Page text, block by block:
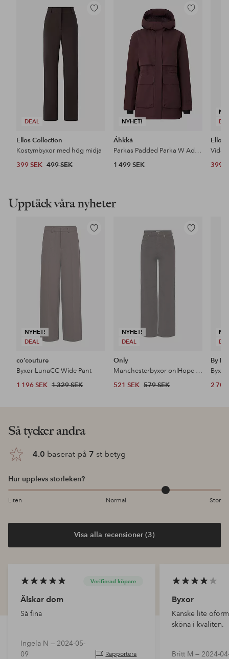
DEAL
Lägg
Ellos Collection
Kostymbyxor med hög midja
399 SEK 499 SEK
NYHET!
Lägg
favoriter
Áhkká
Parkas Padded Parka W Adjustable Waist
1 499 SEK
Ellos
399
Upptäck våra nyheter
NYHET!
DEAL
Lägg
co’couture
Byxor LunaCC Wide Pant
1 196 SEK 1 329 SEK
NYHET!
DEAL
Lägg
Only
Manchesterbyxor onlHope Global HW Wide Cord Pnt
521 SEK 579 SEK
By
2 700
Så tycker andra
4.0 baserat på 7 st betyg
Hur upplevs storleken?
Liten Normal Stor
Visa alla recensioner (3)
Verifierad köpare
Älskar dom
Så fina
Ingela N — 2024-05-
09
Rapportera
Byxor
Kanske lite
sköna i kvaliten.
Britt M — 2024-